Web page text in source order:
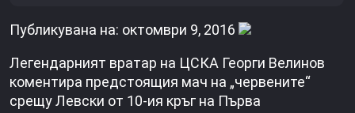
Публикувана на: октомври 9, 2016
Легендарният вратар на ЦСКА Георги Велинов
коментира предстоящия мач на „червените“
срещу Левски от 10-ия кръг на Първа